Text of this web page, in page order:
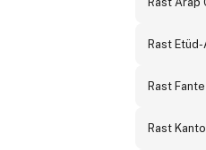
Rast Etüd-
Rast
Rast